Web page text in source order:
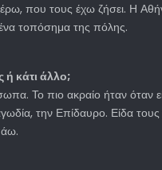
που τους έχω ζήσει. Η
τοπόσημα της πόλης.
ή κάτι άλλο;
Το πιο ακραίο ήταν όταν
την Επίδαυρο. Είδα